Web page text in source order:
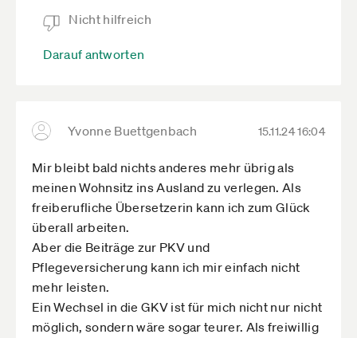
Nicht hilfreich
Darauf antworten
Yvonne Buettgenbach 15.11.24 16:04
Mir bleibt bald nichts anderes mehr übrig als
meinen Wohnsitz ins Ausland zu verlegen. Als
freiberufliche Übersetzerin kann ich zum Glück
überall arbeiten.
Aber die Beiträge zur PKV und
Pflegeversicherung kann ich mir einfach nicht
mehr leisten.
Ein Wechsel in die GKV ist für mich nicht nur nicht
möglich, sondern wäre sogar teurer. Als freiwillig